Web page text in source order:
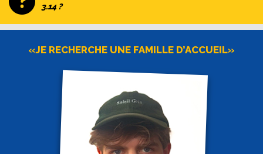
3.14 ?
«JE RECHERCHE UNE FAMILLE D’ACCUEIL»